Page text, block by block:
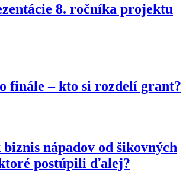
8. ročníka projektu
finále – kto si rozdelí grant?
nápadov od šikovných
postúpili ďalej?